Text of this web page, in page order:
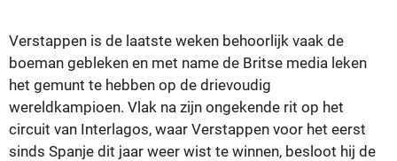
Verstappen is de laatste weken behoorlijk vaak de
boeman gebleken en met name de Britse media leken
het gemunt te hebben op de drievoudig
wereldkampioen. Vlak na zijn ongekende rit op het
circuit van Interlagos, waar Verstappen voor het eerst
sinds Spanje dit jaar weer wist te winnen, besloot hij de